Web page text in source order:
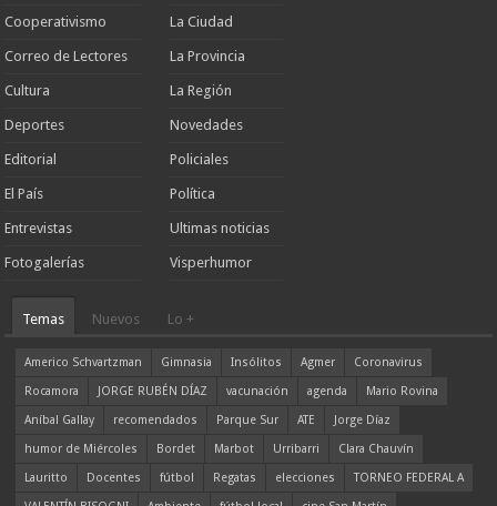
Cooperativismo
Correo de Lectores
Cultura
Deportes
Editorial
El País
Entrevistas
Fotogalerías
La Ciudad
La Provincia
La Región
Novedades
Policiales
Política
Ultimas noticias
Visperhumor
Temas Nuevos Lo +
Americo Schvartzman Gimnasia Insólitos Agmer
Coronavirus
Rocamora
JORGE RUBÉN DÍAZ vacunación agenda
Mario Rovina
Aníbal Gallay
recomendados Parque Sur ATE
Jorge Díaz
humor de Miércoles
Bordet Marbot Urribarri
Clara Chauvín
Lauritto
Docentes fútbol Regatas elecciones
TORNEO FEDERAL A